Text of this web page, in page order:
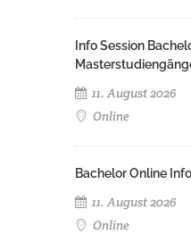
Info Session
11. August 2026
Online
Bachelor Online
11. August 2026
Online